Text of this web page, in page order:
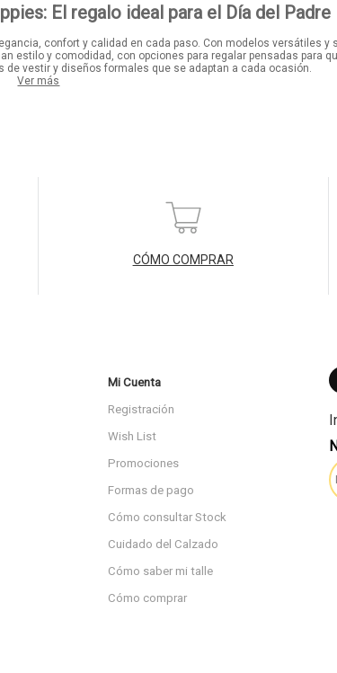
El regalo ideal para el Día del Padre
confort y calidad en cada paso. Con modelos versátiles
estilo y comodidad, con opciones para regalar pensadas para
de vestir y diseños formales que se adaptan a cada ocasión.
Ver más
CÓMO COMPRAR
Mi Cuenta
Registración
Wish List
Promociones
Formas de pago
Cómo consultar Stock
Cuidado del Calzado
Cómo saber mi talle
Cómo comprar